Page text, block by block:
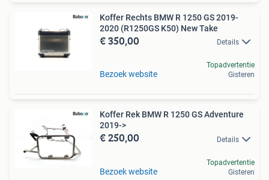
Koffer Rechts BMW R 1250 GS 2019-
2020 (R1250GS K50) New Take
€ 350,00 Details
Bezoek website
Topadvertentie
Gisteren
Koffer Rek BMW R 1250 GS Adventure
2019->
€ 250,00 Details
Bezoek website
Topadvertentie
Gisteren